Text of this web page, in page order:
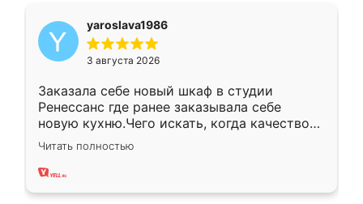
yaroslava1986
3 августа 2026
Заказала себе новый шкаф в студии
Ренессанс где ранее заказывала себе
новую кухню.Чего искать, когда качеством
вполне довольна. Служит кухня уже почти
два года, нареканий нет.
Читать полностью